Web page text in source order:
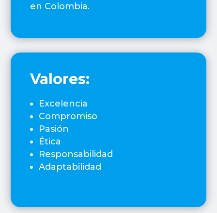
en Colombia.
Valores:
Excelencia
Compromiso
Pasión
Ética
Responsabilidad
Adaptabilidad